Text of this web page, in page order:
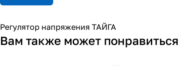
Регулятор напряжения ТАЙГА
Вам также может понравиться